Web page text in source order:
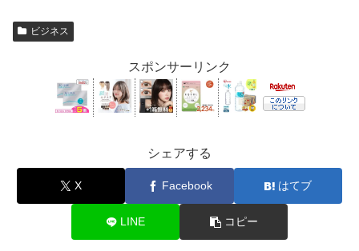
ビジネス
スポンサーリンク
シェアする
X Facebook はてブ
LINE コピー